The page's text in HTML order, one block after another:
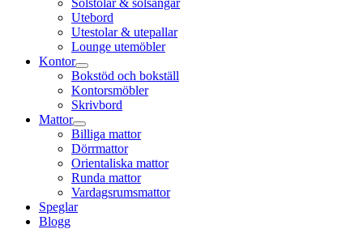
Solstolar & solsängar
Utebord
Utestolar & utepallar
Lounge utemöbler
Kontor
Bokstöd och bokställ
Kontorsmöbler
Skrivbord
Mattor
Billiga mattor
Dörrmattor
Orientaliska mattor
Runda mattor
Vardagsrumsmattor
Speglar
Blogg